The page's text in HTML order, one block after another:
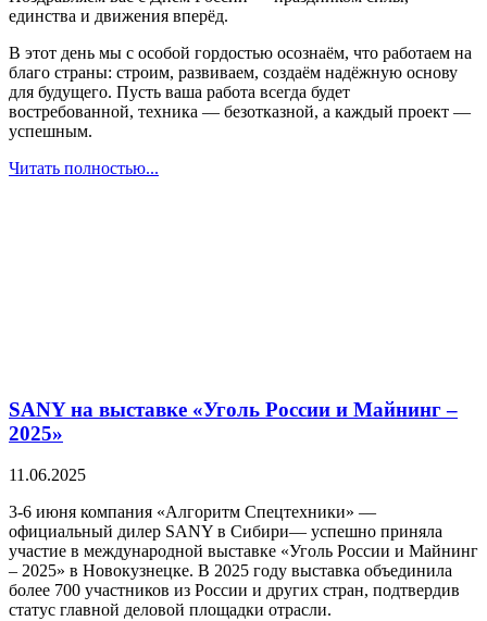
единства и движения вперёд.
В этот день мы с особой гордостью осознаём, что работаем на
благо страны: строим, развиваем, создаём надёжную основу
для будущего. Пусть ваша работа всегда будет
востребованной, техника — безотказной, а каждый проект —
успешным.
Читать полностью...
SANY на выставке «Уголь России и Майнинг –
2025»
11.06.2025
3-6 июня компания «Алгоритм Спецтехники» —
официальный дилер SANY в Сибири— успешно приняла
участие в международной выставке «Уголь России и Майнинг
– 2025» в Новокузнецке. В 2025 году выставка объединила
более 700 участников из России и других стран, подтвердив
статус главной деловой площадки отрасли.